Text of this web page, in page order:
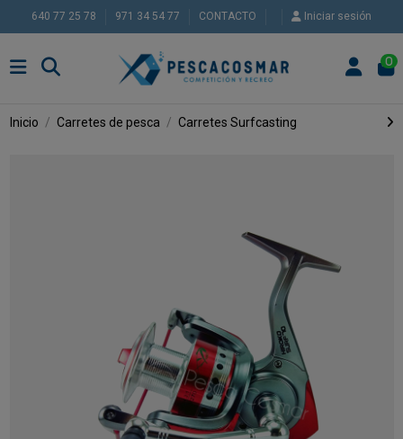
640 77 25 78 971 34 54 77 CONTACTO Iniciar sesión
0
Inicio Carretes de pesca Carretes Surfcasting